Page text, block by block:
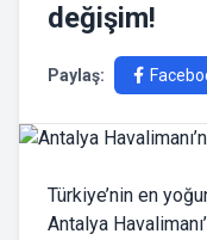
değişim!
Paylaş:
Türkiye’nin en
Antalya